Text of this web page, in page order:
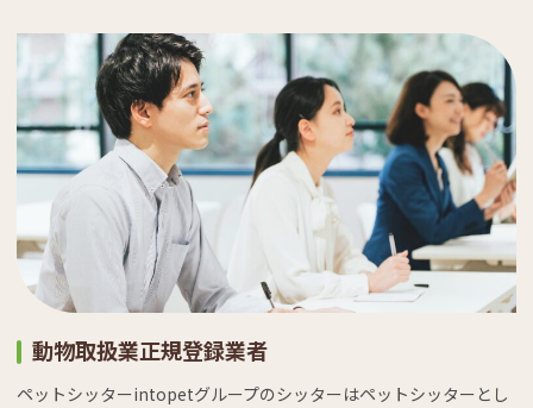
動物取扱業正規登録業者
ペットシッターintopetグループのシッターはペットシッターとし